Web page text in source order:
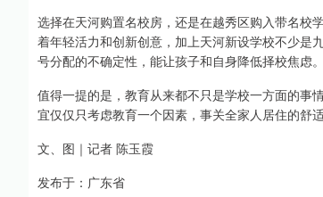
选择在天河购置名校房，还是在越秀区购入带名校
着年轻活力和创新创意，加上天河新设学校不少是
号分配的不确定性，能让孩子和自身降低择校焦虑。
值得一提的是，教育从来都不只是学校一方面的事
宜仅仅只考虑教育一个因素，事关全家人居住的舒
文、图｜记者 陈玉霞
发布于：广东省